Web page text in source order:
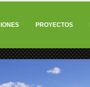
PROYECTOS